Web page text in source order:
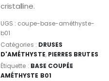
cristalline.
UGS : coupe-base-améthyste-
b01
Catégories : DRUSES
D'AMÉTHYSTE, PIERRES BRUTES
Étiquette : BASE COUPÉE
AMÉTHYSTE B01